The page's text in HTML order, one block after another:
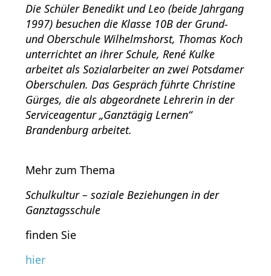
Die Schüler Benedikt und Leo (beide Jahrgang
1997) besuchen die Klasse 10B der Grund-
und Oberschule Wilhelmshorst, Thomas Koch
unterrichtet an ihrer Schule, René Kulke
arbeitet als Sozialarbeiter an zwei Potsdamer
Oberschulen. Das Gespräch führte Christine
Gürges, die als abgeordnete Lehrerin in der
Serviceagentur „Ganztägig Lernen“
Brandenburg arbeitet.
Mehr zum Thema
Schulkultur – soziale Beziehungen in der
Ganztagsschule
finden Sie
hier